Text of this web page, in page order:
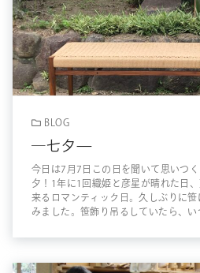
BLOG
―七夕—
今日は7月7日この日を聞いて思いつ
夕！1年に1回織姫と彦星が晴れた日
来るロマンティック日。久しぶりに笹
みました。笹飾り吊るしていたら、